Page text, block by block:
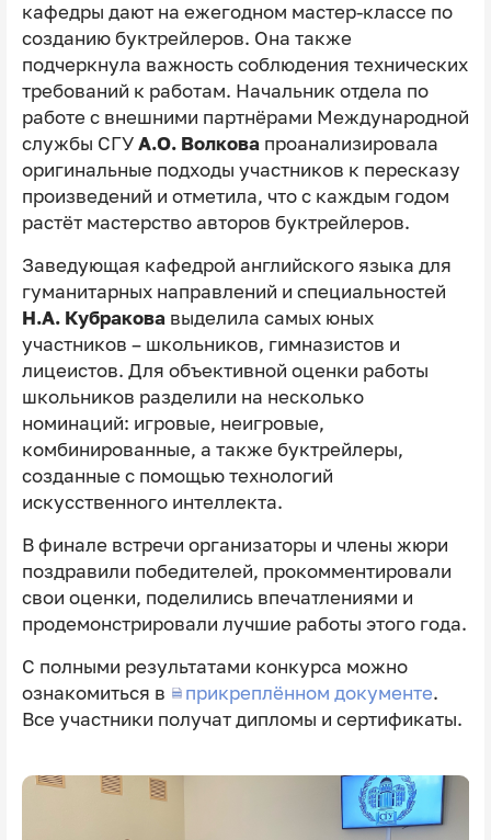
кафедры дают на ежегодном мастер-классе по
созданию буктрейлеров. Она также
подчеркнула важность соблюдения технических
требований к работам. Начальник отдела по
работе с внешними партнёрами Международной
службы СГУ А.О. Волковапроанализировала
оригинальные подходы участников к пересказу
произведений и отметила, что с каждым годом
растёт мастерство авторов буктрейлеров.
Заведующая кафедрой английского языка для
гуманитарных направлений и специальностей
Н.А. Кубраковавыделила самых юных
участников – школьников, гимназистов и
лицеистов. Для объективной оценки работы
школьников разделили на несколько
номинаций: игровые, неигровые,
комбинированные, а также буктрейлеры,
созданные с помощью технологий
искусственного интеллекта.
В финале встречи организаторы и члены жюри
поздравили победителей, прокомментировали
свои оценки, поделились впечатлениями и
продемонстрировали лучшие работы этого года.
С полными результатами конкурса можно
ознакомиться в
прикреплённом документе.
Все участники получат дипломы и сертификаты.